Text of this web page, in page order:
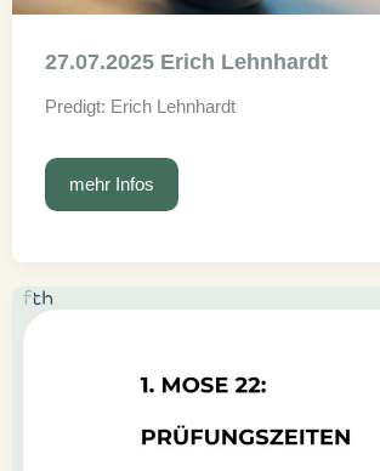
27.07.2025 Erich Lehnhardt
Predigt: Erich Lehnhardt
27.07.2025
Lehnhardt
mehr Infos